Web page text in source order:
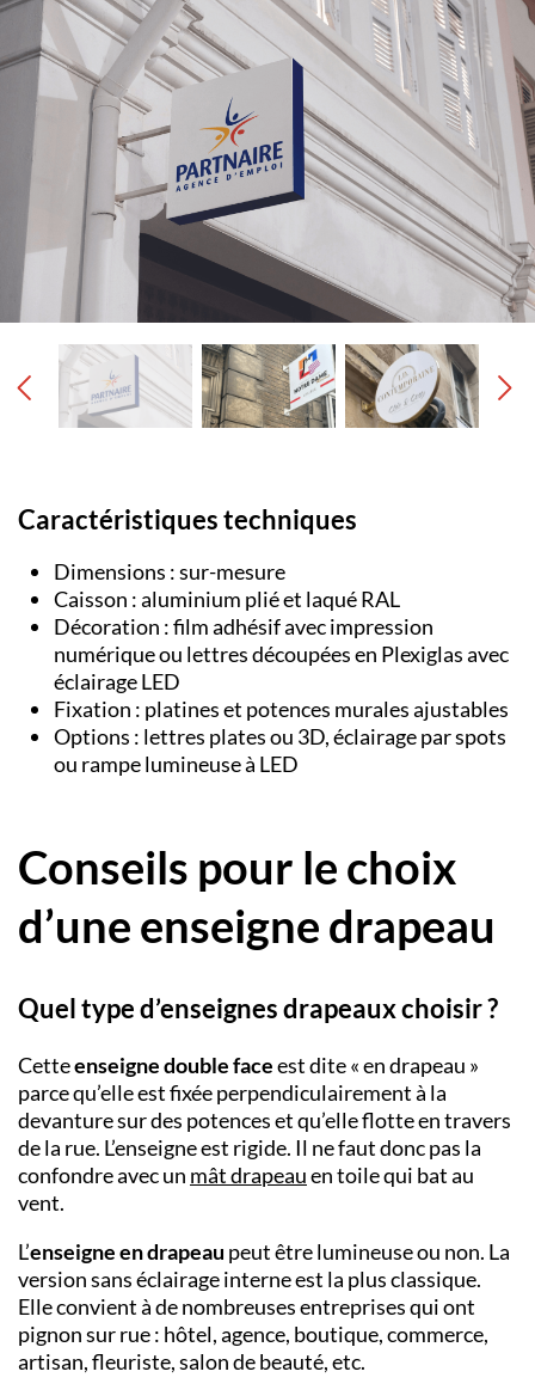
Caractéristiques techniques
Dimensions : sur-mesure
Caisson : aluminium plié et laqué RAL
Décoration : film adhésif avec impression
numérique ou lettres découpées en Plexiglas avec
éclairage LED
Fixation : platines et potences murales ajustables
Options : lettres plates ou 3D, éclairage par spots
ou rampe lumineuse à LED
Conseils pour le choix
d’une enseigne drapeau
Quel type d’enseignes drapeaux choisir ?
Cetteenseigne double faceest dite « en drapeau »
parce qu’elle est fixée perpendiculairement à la
devanture sur des potences et qu’elle flotte en travers
de la rue. L’enseigne est rigide. Il ne faut donc pas la
confondre avec un mât drapeauen toile qui bat au
vent.
L’enseigne en drapeau peut être lumineuse ou non. La
version sans éclairage interne est la plus classique.
Elle convient à de nombreuses entreprises qui ont
pignon sur rue : hôtel, agence, boutique, commerce,
artisan, fleuriste, salon de beauté, etc.